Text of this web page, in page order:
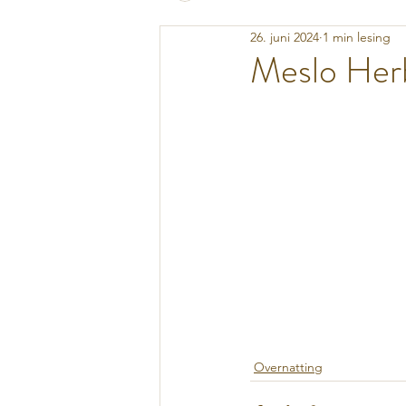
Meslo
26. juni 2024 1 min lesing
Overnatting